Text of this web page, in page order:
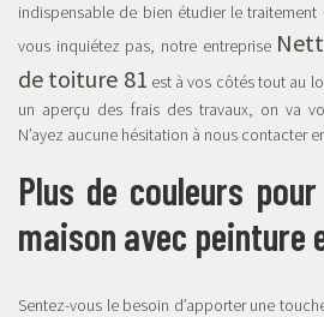
indispensable de bien étudier le
vous inquiétez pas, notre entreprise
de toiture 81 est à vos côtés tout au
un aperçu des frais des travaux, on va
N’ayez aucune hésitation à nous contacter
Plus de couleurs
maison avec peinture
Sentez-vous le besoin d’apporter une